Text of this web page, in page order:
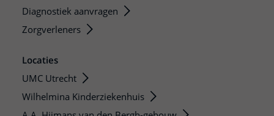
Diagnostiek aanvragen
Zorgverleners
Locaties
UMC Utrecht
Wilhelmina Kinderziekenhuis